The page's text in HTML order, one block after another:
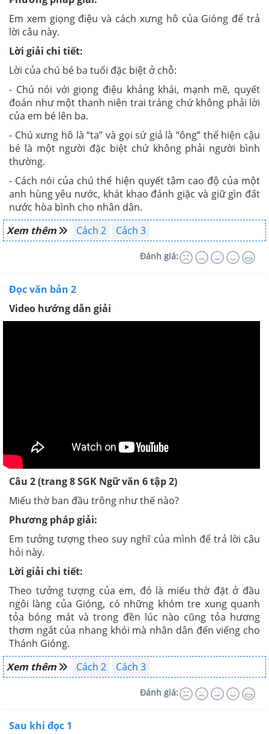
Em xem giọng điệu và cách xưng hô của Gióng để trả
lời câu này.
Lời giải chi tiết:
Lời của chú bé ba tuổi đặc biệt ở chỗ:
- Chú nói với giọng điệu khảng khái, mạnh mẽ, quyết
đoán như một thanh niên trai tráng chứ không phải lời
của em bé lên ba.
- Chú xưng hô là “ta” và gọi sứ giả là “ông” thể hiện cậu
bé là một người đặc biệt chứ không phải người bình
thường.
- Cách nói của chú thể hiện quyết tâm cao độ của một
anh hùng yêu nước, khát khao đánh giặc và giữ gìn đất
nước hòa bình cho nhân dân.
Xem thêm
Cách 2 Cách 3
Đánh giá:
Đọc văn bản 2
Video hướng dẫn giải
Câu 2 (trang 8 SGK Ngữ văn 6 tập 2)
Miếu thờ ban đầu trông như thế nào?
Phương pháp giải:
Em tưởng tượng theo suy nghĩ của mình để trả lời câu
hỏi này.
Lời giải chi tiết:
Theo tưởng tượng của em, đó là miếu thờ đặt ở đầu
ngôi làng của Gióng, có những khóm tre xung quanh
tỏa bóng mát và trong đền lúc nào cũng tỏa hương
thơm ngát của nhang khói mà nhân dân đến viếng cho
Thánh Gióng.
Xem thêm
Cách 2 Cách 3
Đánh giá:
Sau khi đọc 1